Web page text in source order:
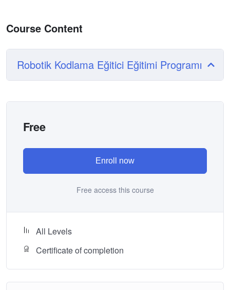
Course Content
Robotik Kodlama Eğitici Eğitimi Programı
Free
Enroll now
Free access this course
All Levels
Certificate of completion